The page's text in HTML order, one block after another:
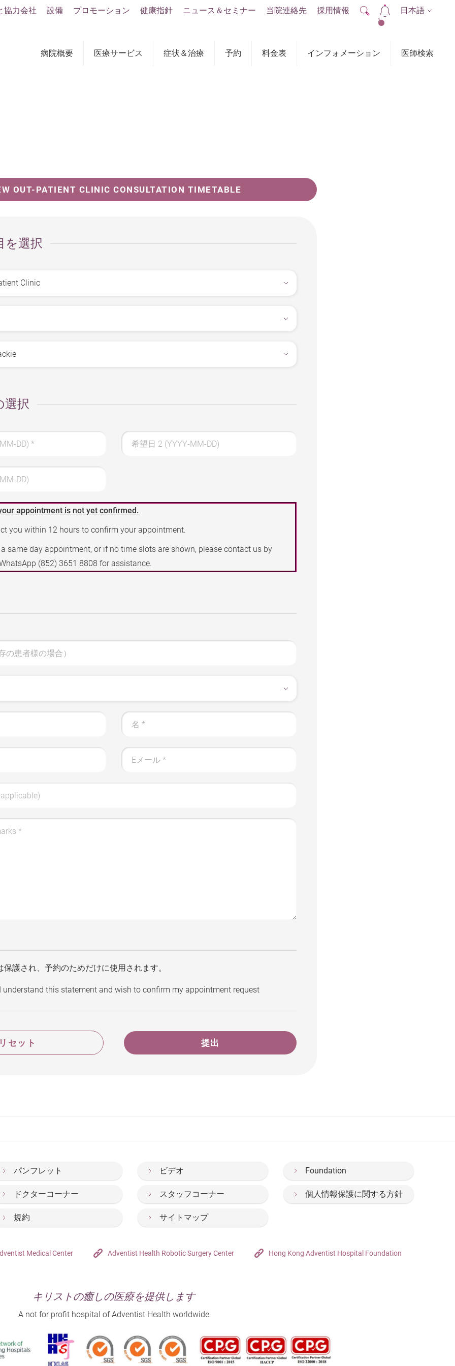
病院概要 医療サービス 症状＆治療 予約 料金表 インフォメーション 医師検索
協力会社 設備 プロモーション 健康指針 ニュース＆セミナー 当院連絡先 採用情報
2
日本語
OUT-PATIENT CLINIC CONSULTATION TIMETABLE
を選択
選択
DD) * 希望日 2 (YYYY-MM-DD)
DD)
appointment is not yet confirmed.
you within 12 hours to confirm your appointment.
a same day appointment, or if no time slots are shown, please contact us by
(852) 3651 8808 for assistance.
の患者様の場合）
名 *
Eメール *
applicable)
*
保護され、予約のためだけに使用されます。
understand this statement and wish to confirm my appointment request
提出
リセット
パンフレット ビデオ Foundation
ドクターコーナー スタッフコーナー 個人情報保護に関する方針
規約 サイトマップ
Medical Center Adventist Health Robotic Surgery Center Hong Kong Adventist Hospital Foundation
キリストの癒しの医療を提供します
A not for profit hospital of Adventist Health worldwide